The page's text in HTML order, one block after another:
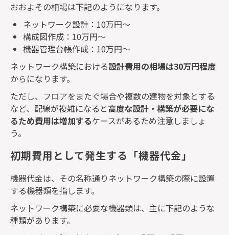
おおよその相場は下記のようになります。
ネットワーク設計： 10万円～
構成図作成： 10万円～
機器管理台帳作成： 10万円～
ネットワーク構築における設計費用の相場は30万円程度
からになります。
ただし、フロアをまたぐ場合や複数の建物を対象とする
など、配線が複雑になると高度な設計・構築が必要にな
るため費用は増加するケースがあるため注意しましょ
う。
初期費用として発生する「機器代金」
機器代金は、その名称通りネットワーク構築の際に設置
する機器類を指します。
ネットワーク構築に必要な機器類は、主に下記のような
種類があります。